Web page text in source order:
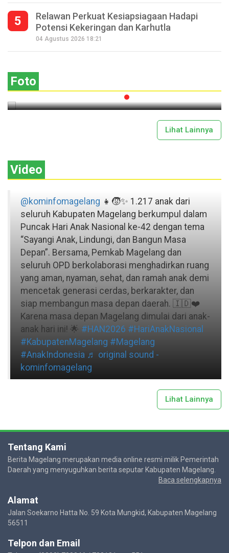
5
Relawan Perkuat Kesiapsiagaan Hadapi
Potensi Kekeringan dan Karhutla
04 Agustus 2026 18:21
Foto
Seperempat Abad Perhelatan Festival
Lima Gunung XXV Kobarkan Semangat
Lihat Lainnya
Video
@kominfomagelang 👧🧒✨ 1.217 anak dari
seluruh Kabupaten Magelang berkumpul dalam
Puncak Hari Anak Nasional ke-42 dengan tema
“Sayangi Anak, Lindungi, dan Bangun Masa
Depan”. Bersama, Pemkab Magelang dan
seluruh OPD berkolaborasi menghadirkan ruang
yang aman, nyaman, sehat, dan ramah anak demi
mencetak generasi cerdas, berkarakter, dan
siap membangun masa depan daerah. 🇮🇩❤️
Karena masa depan Magelang dimulai dari anak-
anak hari ini! 🌟 #HAN2026 #HariAnakNasional
#KabupatenMagelang #Magelang
#AnakIndonesia ♬ original sound -
kominfomagelang
Lihat Lainnya
Tentang Kami
Berita Magelang merupakan media online resmi milik Pemerintah
Daerah yang menyuguhkan berita seputar Kabupaten Magelang.
Baca selengkapnya
Alamat
Jalan Soekarno Hatta No. 59 Kota Mungkid, Kabupaten Magelang
56511
Telpon dan Email